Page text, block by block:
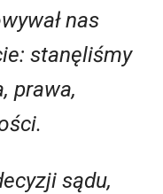
nas
stanęliśmy
prawa,
sądu,